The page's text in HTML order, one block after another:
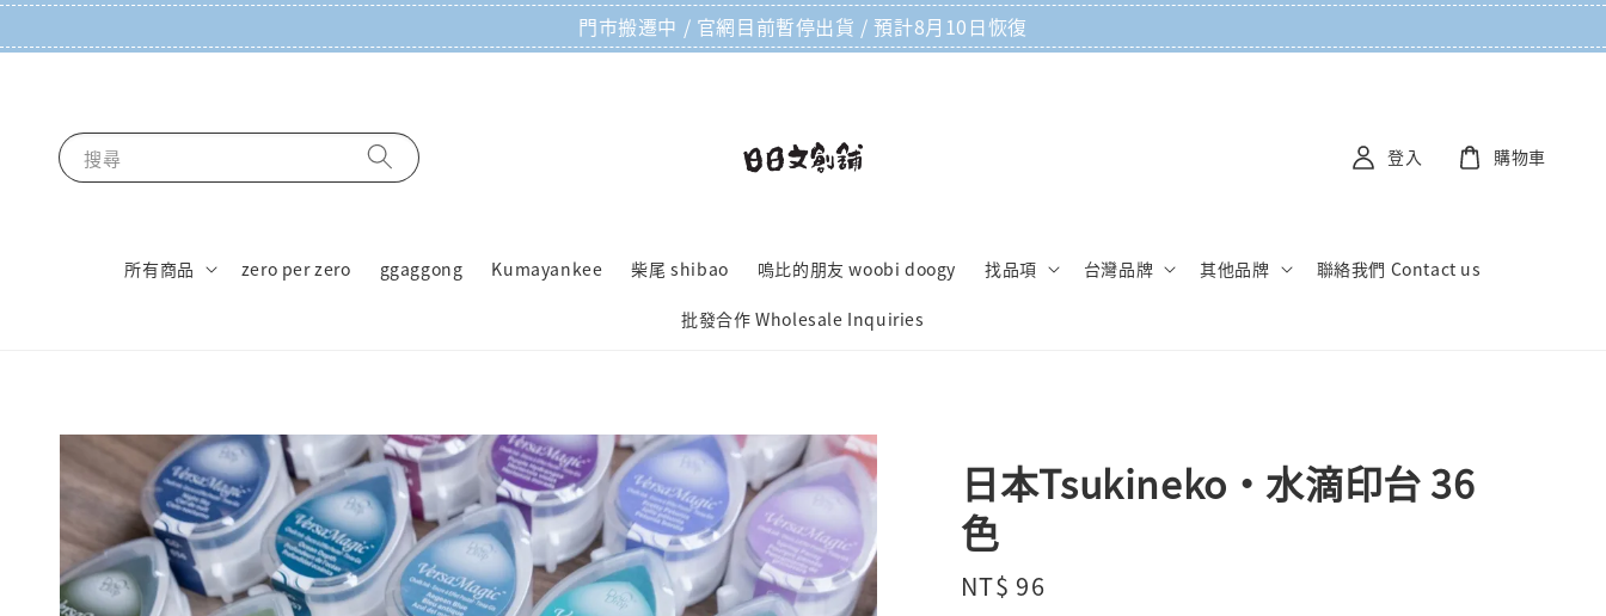
門市搬遷中 / 官網目前暫停出貨 / 預計8月10日恢復
搜尋
所有商品 zero per zero ggaggong Kumayankee 柴尾 shibao 嗚比的朋友 woobi doogy 找品項 台灣品牌 其他品牌 聯絡我們 Contact us
批發合作 Wholesale Inquiries
登入 購物車
日本Tsukineko・水滴印台 36
色
Regular
NT$ 96